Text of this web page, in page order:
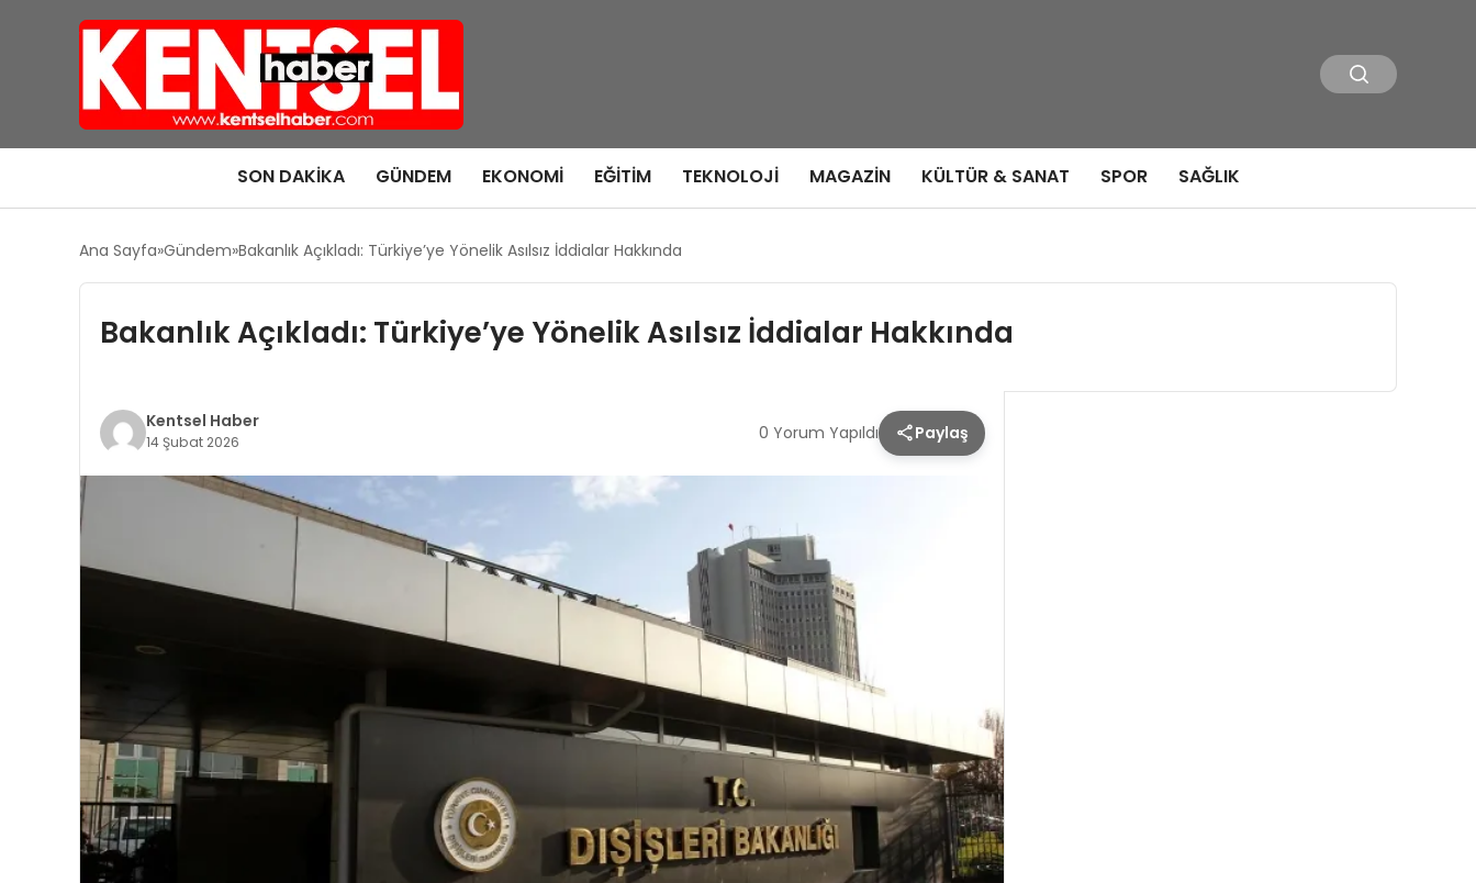
SON DAKIKA GÜNDEM EKONOMI EĞITIM TEKNOLOJI MAGAZIN KÜLTÜR & SANAT SPOR SAĞLIK
Ana Sayfa Gündem Bakanlık Açıkladı: Türkiye’ye Yönelik Asılsız İddialar Hakkında
Bakanlık Açıkladı: Türkiye’ye Yönelik Asılsız İddialar Hakkında
Kentsel Haber
14 Şubat 2026 0 Yorum Yapıldı Paylaş